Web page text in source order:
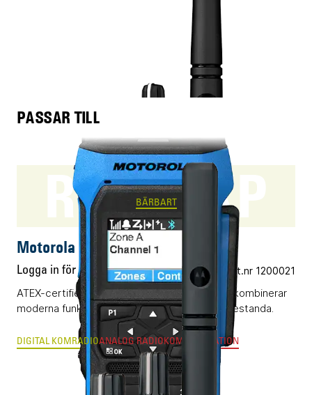
PASSAR TILL
R7Ex FKP
BÄRBART
Motorola R7Ex FKP
Logga in för pris Vårt art.nr 1200021
ATEX-certifierad digital komradio (DMR) som kombinerar
moderna funktioner och klassledande radioprestanda.
DIGITAL KOMRADIOANALOG RADIOKOMMUNIKATION